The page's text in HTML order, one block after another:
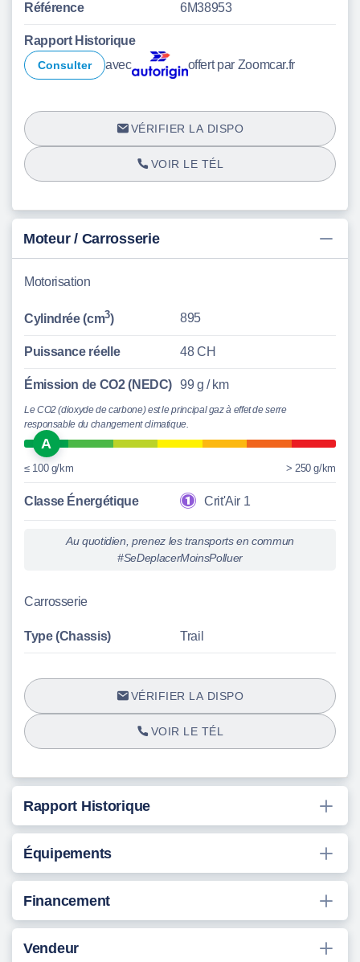
Référence 6M38953
Rapport Historique
Consulter avec offert par Zoomcar.fr
VÉRIFIER LA DISPO
VOIR LE TÉL
Moteur / Carrosserie
Motorisation
Cylindrée (cm3) 895
Puissance réelle 48 CH
Émission de CO2 (NEDC) 99 g / km
Le CO2 (dioxyde de carbone) est le principal gaz à effet de serre
responsable du changement climatique.
A
≤ 100 g/km > 250 g/km
Classe Énergétique Crit'Air 1
Au quotidien, prenez les transports en commun
#SeDeplacerMoinsPolluer
Carrosserie
Type (Chassis) Trail
VÉRIFIER LA DISPO
VOIR LE TÉL
Rapport Historique
Équipements
Financement
Vendeur